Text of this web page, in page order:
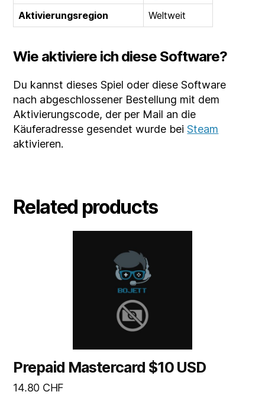
Aktivierungsregion Weltweit
Wie aktiviere ich diese Software?
Du kannst dieses Spiel oder diese Software
nach abgeschlossener Bestellung mit dem
Aktivierungscode, der per Mail an die
Käuferadresse gesendet wurde beiSteam
aktivieren.
Related products
Prepaid Mastercard $10 USD
14.80 CHF